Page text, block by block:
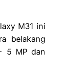
M31 ini
belakang
5 MP dan